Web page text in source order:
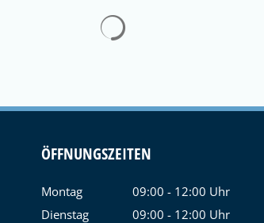
ÖFFNUNGSZEITEN
Montag 09:00 - 12:00 Uhr
Von 09:00 bis 12:00 Uhr
Dienstag 09:00 - 12:00 Uhr